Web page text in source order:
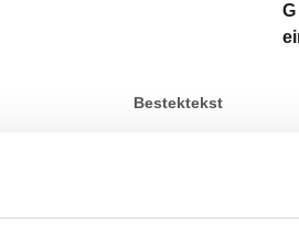
Bestektekst
CALEFFI, 165003.
aansluitingen: M4 F
ingang. Aansluiting